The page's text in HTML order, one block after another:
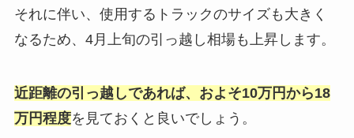
それに伴い、使用するトラックのサイズも大きく
なるため、4月上旬の引っ越し相場も上昇します。
近距離の引っ越しであれば、およそ10万円から18
万円程度を見ておくと良いでしょう。